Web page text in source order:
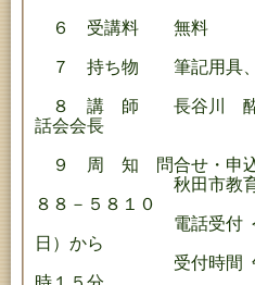
６ 受講料 無料
７ 持ち物 筆記用具、
８ 講 師 長谷川 酔
話会会長
９ 周 知 問合せ・申
秋田市教育委員会
８８－５８１０
電話受付 令和８
日）から
受付時間 午前８